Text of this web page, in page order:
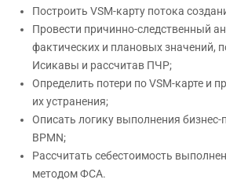
Построить VSM-карту потока
Провести причинно-следственный
фактических и плановых значений,
Исикавы и рассчитав ПЧР;
Определить потери по VSM-карте и
их устранения;
Описать логику выполнения бизнес-
BPMN;
Рассчитать себестоимость
методом ФСА.